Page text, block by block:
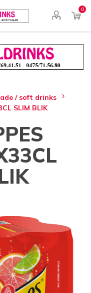
0
/ soft drinks
SLIM BLIK